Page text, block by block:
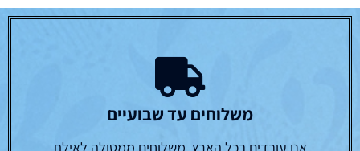
משלוחים עד שבועיים